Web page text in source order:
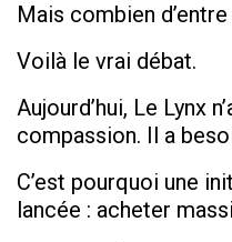
Mais combien
Voilà le vrai débat.
Aujourd’hui, Le Lynx
compassion. Il a
C’est pourquoi une
lancée : acheter